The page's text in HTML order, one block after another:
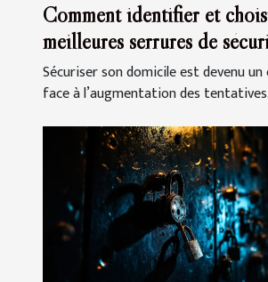
Comment identifier et
meilleures serrures de
votre domicile
Sécuriser son domicile est devenu
face à l’augmentation des